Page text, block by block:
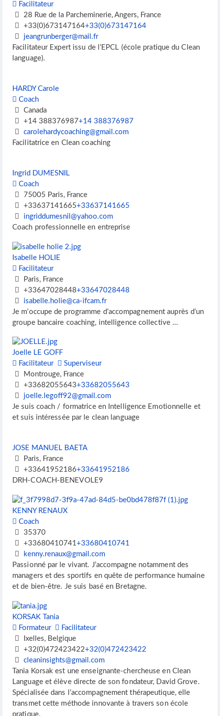
Facilitateur
28 Rue de la Parcheminerie, Angers, France
+33(0)673147164+33(0)673147164
jeangrunberger@mail.fr
Facilitateur Expert issu de l’EPCL (école pratique du Clean
language).
HARDY Carole
Coach
Canada
+14 388376987+14 388376987
carolehardycoaching@gmail.com
Facilitatrice en Clean coaching
Ingrid DUMESNIL
Coach
75005 Paris, France
+33637141665+33637141665
ingriddumesnil@yahoo.com
Coach professionnelle en entreprise
Isabelle HOLIE
Facilitateur
Paris, France
+33647028448+33647028448
isabelle.holie@ca-ifcam.fr
Je m’occupe de programme d’accompagnement auprès d’un
groupe bancaire coaching, intelligence collective …
Joelle LE GOFF
Facilitateur
Superviseur
Montrouge, France
+33682055643+33682055643
joelle.legoff92@gmail.com
Je suis coach / formatrice en Intelligence Emotionnelle et
et suis intéressée par le clean language
JOSE MANUEL BAETA
Paris, France
+33641952186+33641952186
DRH-COACH-BENEVOLE9
KENNY RENAUX
Coach
35370
+33680410741 +33680410741
kenny.renaux@gmail.com
Passionné par le vivant. J’accompagne notamment des
managers et des sportifs en quête de performance humaine
et de bien-être. Je suis basé en Bretagne.
KORSAK Tania
Formateur
Facilitateur
Ixelles, Belgique
+32(0)472423422+32(0)472423422
cleaninsights@gmail.com
Tania Korsak est une enseignante-chercheuse en Clean
Language et élève directe de son fondateur, David Grove.
Spécialisée dans l’accompagnement thérapeutique, elle
transmet cette méthode innovante à travers son école
pratique.